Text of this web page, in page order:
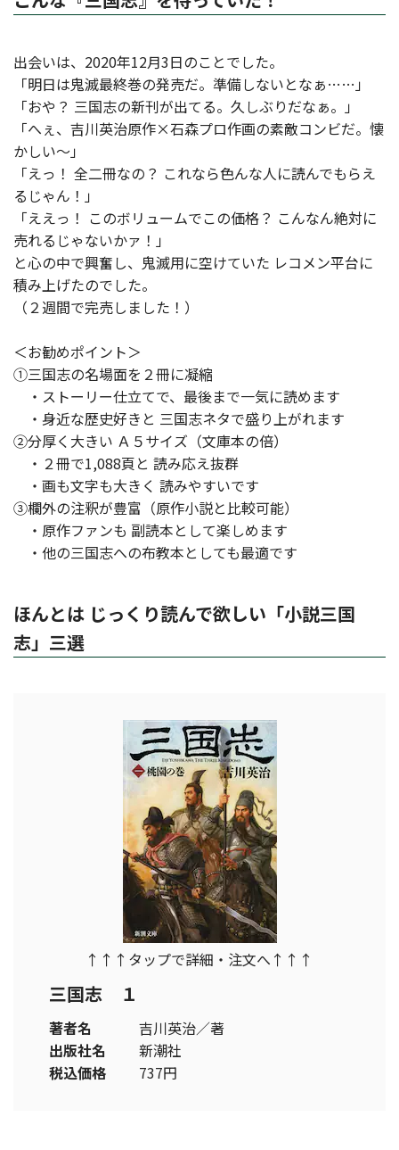
出会いは、2020年12月3日のことでした。
「明日は鬼滅最終巻の発売だ。準備しないとなぁ……」
「おや？ 三国志の新刊が出てる。久しぶりだなぁ。」
「へぇ、吉川英治原作×石森プロ作画の素敵コンビだ。懐
かしい～」
「えっ！ 全二冊なの？ これなら色んな人に読んでもらえ
るじゃん！」
「ええっ！ このボリュームでこの価格？ こんなん絶対に
売れるじゃないかァ！」
と心の中で興奮し、鬼滅用に空けていた レコメン平台に
積み上げたのでした。
（２週間で完売しました！）
＜お勧めポイント＞
①三国志の名場面を２冊に凝縮
・ストーリー仕立てで、最後まで一気に読めます
・身近な歴史好きと 三国志ネタで盛り上がれます
②分厚く大きい Ａ５サイズ（文庫本の倍）
・２冊で1,088頁と 読み応え抜群
・画も文字も大きく 読みやすいです
③欄外の注釈が豊富（原作小説と比較可能）
・原作ファンも 副読本として楽しめます
・他の三国志への布教本としても最適です
ほんとは じっくり読んで欲しい「小説三国
志」三選
↑↑↑タップで詳細・注文へ↑↑↑
三国志 １
著者名
吉川英治／著
出版社名
新潮社
税込価格
737円